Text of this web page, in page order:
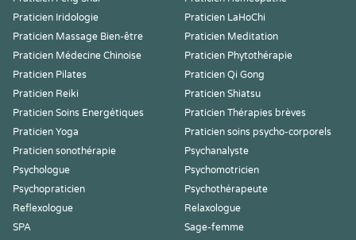
Praticien Iridologie
Praticien LaHoChi
Praticien Massage Bien-être
Praticien Meditation
Praticien Médecine Chinoise
Praticien Phytothérapie
Praticien Pilates
Praticien Qi Gong
Praticien Reiki
Praticien Shiatsu
Praticien Soins Energétiques
Praticien Thérapies brèves
Praticien Yoga
Praticien soins psycho-corporels
Praticien sonothérapie
Psychanalyste
Psychologue
Psychomotricien
Psychopraticien
Psychothérapeute
Reflexologue
Relaxologue
SPA
Sage-femme